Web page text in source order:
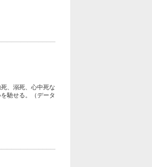
、溺死、心中死な
馳せる。（データ